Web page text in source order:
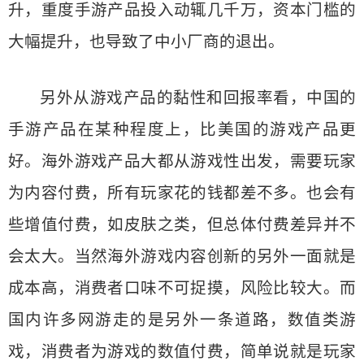
升，重度手游产品投入动辄几千万，资本门槛的
大幅提升，也导致了中小厂商的退出。
另外从游戏产品的黏性和回报率看，中国的
手游产品在某种程度上，比美国的游戏产品更
好。海外游戏产品大都从游戏性出发，需要玩家
为内容付费，所有玩家花的钱都差不多。也会有
些增值付费，如皮肤之类，但总体付费差异并不
会太大。当然海外游戏内容创新的另外一面就是
成本高，消费者口味不可捉摸，风险比较大。而
国内许多网游走的是另外一条道路，数值类游
戏，消费者为游戏的数值付费，简单说就是玩家